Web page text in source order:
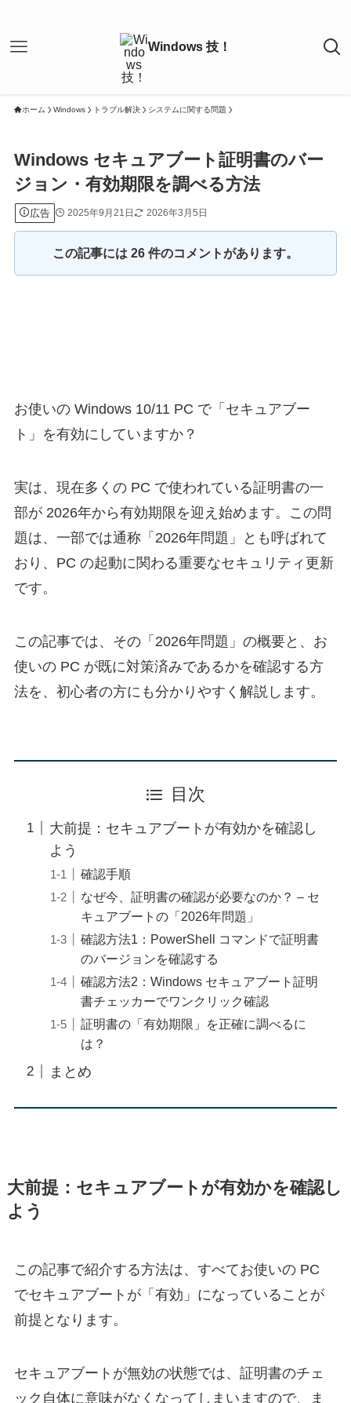
ホーム Windows トラブル解決 システムに関する問題
Windows セキュアブート証明書のバー
ジョン・有効期限を調べる方法
広告 2025年9月21日 2026年3月5日
この記事には 26 件のコメントがあります。
お使いの Windows 10/11 PC で「セキュアブー
ト」を有効にしていますか？
実は、現在多くの PC で使われている証明書の一
部が 2026年から有効期限を迎え始めます。この問
題は、一部では通称「2026年問題」とも呼ばれて
おり、PC の起動に関わる重要なセキュリティ更新
です。
この記事では、その「2026年問題」の概要と、お
使いの PC が既に対策済みであるかを確認する方
法を、初心者の方にも分かりやすく解説します。
目次
大前提：セキュアブートが有効かを確認し
よう
確認手順
なぜ今、証明書の確認が必要なのか？ – セ
キュアブートの「2026年問題」
確認方法1：PowerShell コマンドで証明書
のバージョンを確認する
確認方法2：Windows セキュアブート証明
書チェッカーでワンクリック確認
証明書の「有効期限」を正確に調べるに
は？
まとめ
大前提：セキュアブートが有効かを確認し
よう
この記事で紹介する方法は、すべてお使いの PC
でセキュアブートが「有効」になっていることが
前提となります。
セキュアブートが無効の状態では、証明書のチェ
ック自体に意味がなくなってしまいますので、ま